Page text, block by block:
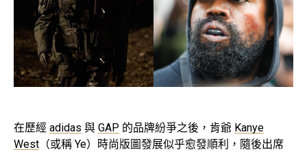
在歷經 adidas 與 GAP 的品牌紛爭之後，肯爺 Kanye
West （或稱 Ye）時尚版圖發展似乎愈發順利，隨後出席